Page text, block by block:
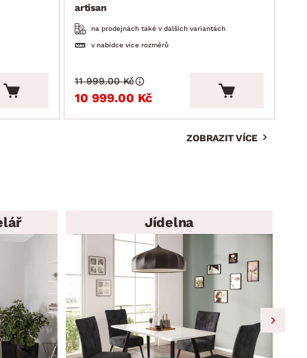
artisan
na prodejnách také v dalších variantách
v nabídce více rozměrů
10 999.00 Kč
11 999.00 Kč
ZOBRAZIT VÍCE
Jídelna